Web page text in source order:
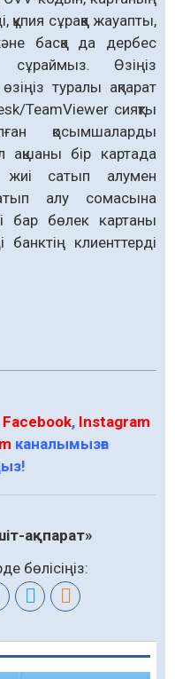
сұраққа жауапты,
басқа да дербес
сұраймыз. Өзіңіз
туралы ақпарат
TeamViewer сияқты
қосымшаларды
ақшаны бір картада
жиі сатып алумен
алу сомасына
бар бөлек картаны
клиенттерді
Facebook, Instagram
каналымызға
ақпарат»
бөлісіңіз: